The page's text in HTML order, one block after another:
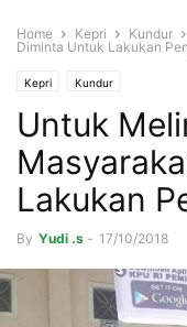
Home Kepri Kundur
Diminta Untuk Lakukan
Kepri Kundur
Untuk
Lakukan
By Yudi .s - 17/10/2018